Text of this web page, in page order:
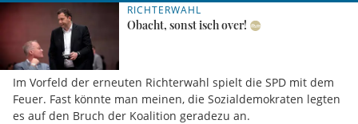
RICHTERWAHL
Obacht, sonst isch over!
Im Vorfeld der erneuten Richterwahl spielt die SPD mit dem
Feuer. Fast könnte man meinen, die Sozialdemokraten legten
es auf den Bruch der Koalition geradezu an.